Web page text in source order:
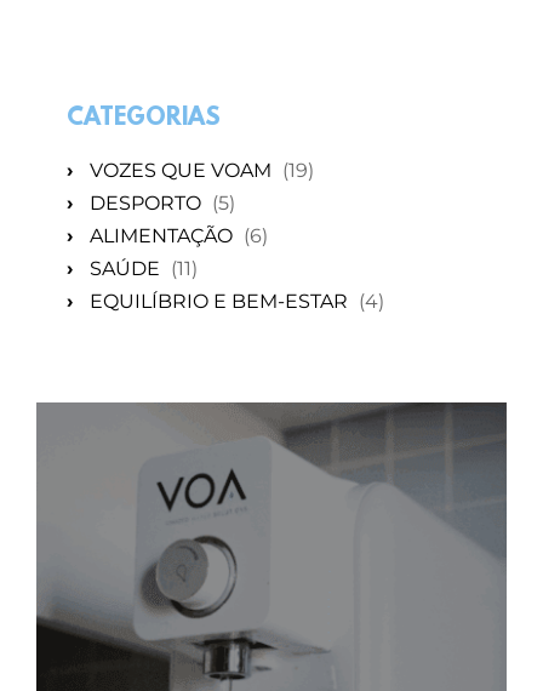
CATEGORIAS
› VOZES QUE VOAM (19)
›
DESPORTO (5)
›
ALIMENTAÇÃO (6)
›
SAÚDE (11)
›
EQUILÍBRIO E BEM-ESTAR (4)